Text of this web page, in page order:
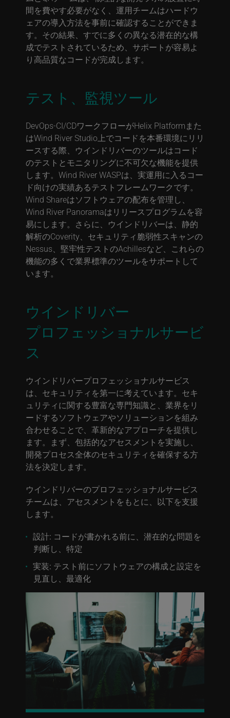
間を費やす必要がなく、運用チームはハードウ
ェアの導入方法を事前に確認することができま
す。その結果、すでに多くの異なる潜在的な構
成でテストされているため、サポートが容易よ
り高品質なコードが完成します。
テスト、監視ツール
DevOps-CI/CDワークフローがHelix Platformまた
はWind River Studio上でコードを本番環境にリリ
ースする際、ウインドリバーのツールはコード
のテストとモニタリングに不可欠な機能を提供
します。Wind River WASPは、実運用に入るコー
ド向けの実績あるテストフレームワークです。
Wind Shareはソフトウェアの配布を管理し、
Wind River Panoramaはリリースプログラムを容
易にします。さらに、ウインドリバーは、静的
解析のCoverity、セキュリティ脆弱性スキャンの
Nessus、堅牢性テストのAchillesなど、これらの
機能の多くで業界標準のツールをサポートして
います。
ウインドリバー
プロフェッショナルサービ
ス
ウインドリバープロフェッショナルサービス
は、セキュリティを第一に考えています。セキ
ュリティに関する豊富な専門知識と、業界をリ
ードするソフトウェアやソリューションを組み
合わせることで、革新的なアプローチを提供し
ます。まず、包括的なアセスメントを実施し、
開発プロセス全体のセキュリティを確保する方
法を決定します。
ウインドリバーのプロフェッショナルサービス
チームは、アセスメントをもとに、以下を支援
します。
設計: コードが書かれる前に、潜在的な問題を
判断し、特定
実装: テスト前にソフトウェアの構成と設定を
見直し、最適化